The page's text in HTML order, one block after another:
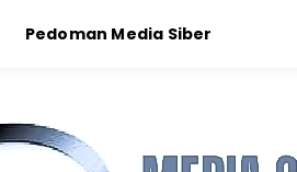
Pedoman Media Siber